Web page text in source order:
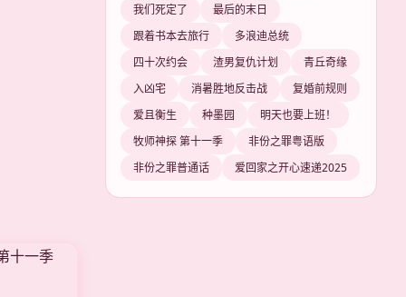
我们死定了
最后的末日
跟着书本去旅行
多浪迪总统
四十次约会
渣男复仇计划
青丘奇缘
入凶宅
消暑胜地反击战
复婚前规则
爱且衡生
种墨园
明天也要上班！
牧师神探 第十一季
非份之罪粤语版
非份之罪普通话
爱回家之开心速递2025